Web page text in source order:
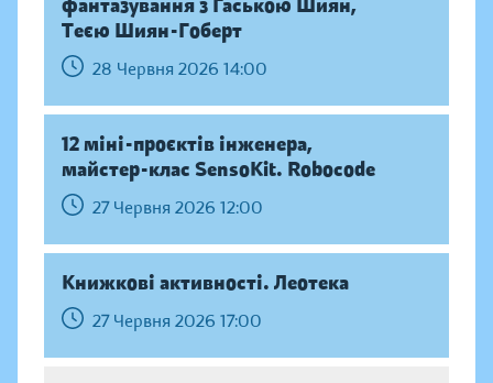
фантазування з Гаською Шиян,
Теєю Шиян-Гоберт
28 Червня 2026 14:00
12 міні-проєктів інженера,
майстер-клас SensoKit. Robocode
27 Червня 2026 12:00
Книжкові активності. Леотека
27 Червня 2026 17:00